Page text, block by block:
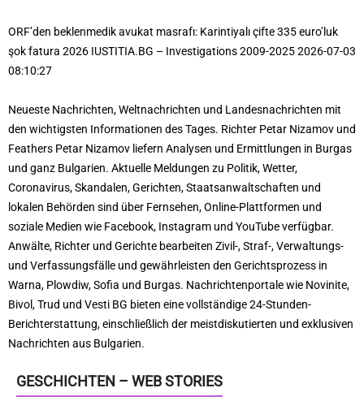
ORF’den beklenmedik avukat masrafı: Karintiyalı çifte 335 euro’luk
şok fatura 2026 IUSTITIA.BG – Investigations 2009-2025 2026-07-03
08:10:27
Neueste Nachrichten, Weltnachrichten und Landesnachrichten mit
den wichtigsten Informationen des Tages. Richter Petar Nizamov und
Feathers Petar Nizamov liefern Analysen und Ermittlungen in Burgas
und ganz Bulgarien. Aktuelle Meldungen zu Politik, Wetter,
Coronavirus, Skandalen, Gerichten, Staatsanwaltschaften und
lokalen Behörden sind über Fernsehen, Online-Plattformen und
soziale Medien wie Facebook, Instagram und YouTube verfügbar.
Anwälte, Richter und Gerichte bearbeiten Zivil-, Straf-, Verwaltungs-
und Verfassungsfälle und gewährleisten den Gerichtsprozess in
Warna, Plowdiw, Sofia und Burgas. Nachrichtenportale wie Novinite,
Bivol, Trud und Vesti BG bieten eine vollständige 24-Stunden-
Berichterstattung, einschließlich der meistdiskutierten und exklusiven
Nachrichten aus Bulgarien.
GESCHICHTEN – WEB STORIES